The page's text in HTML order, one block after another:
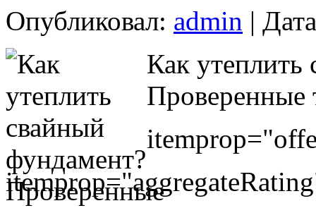
Опубликовал: admin |
Как утеплить
Проверенные